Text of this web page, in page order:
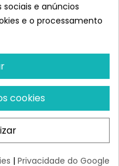
INABA
Churu Cat Dashi Delights
Silky Broth Sopa De Pollo...
¡Últimas produtos!
e anúncios
e o processamento
cookies
| Privacidade do Google